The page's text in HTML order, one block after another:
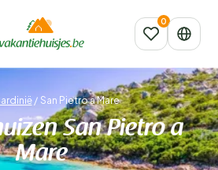
/ San Pietro a Mare
San Pietro a
Mare